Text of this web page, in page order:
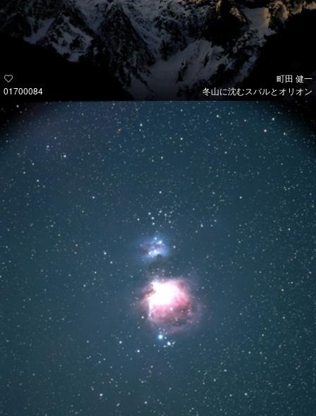
01700084
町田 健一
冬山に沈むスバルとオリオン